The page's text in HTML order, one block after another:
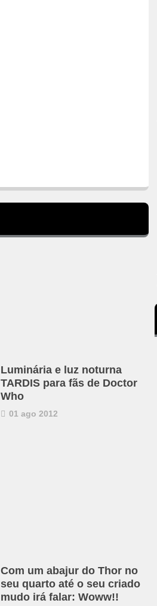
Luminária e luz noturna
TARDIS para fãs de Doctor
Who
01 ago 2012
Com um abajur do Thor no
seu quarto até o seu criado
mudo irá falar: Woww!!